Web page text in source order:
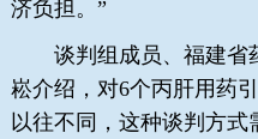
济负担。”
谈判组成员、福建省
崧介绍，对6个丙肝用药
以往不同，这种谈判方式